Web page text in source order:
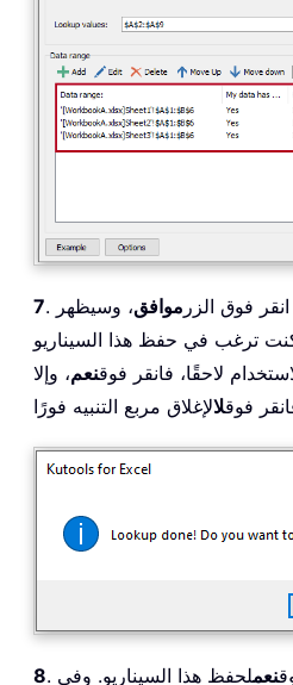
7 انقر فوق الزر موافق، وسيظهر
كنت ترغب في حفظ هذا السيناريو
لاحقًا، فانقر فوقنعم، وإلا
فوقلا
8 نعملحفظ هذا السيناريو. وفي